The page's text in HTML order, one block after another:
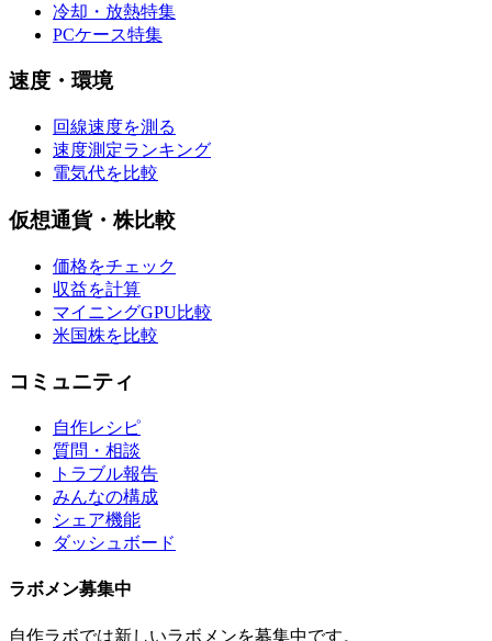
冷却・放熱特集
PCケース特集
速度・環境
回線速度を測る
速度測定ランキング
電気代を比較
仮想通貨・株比較
価格をチェック
収益を計算
マイニングGPU比較
米国株を比較
コミュニティ
自作レシピ
質問・相談
トラブル報告
みんなの構成
シェア機能
ダッシュボード
ラボメン募集中
自作ラボでは新しいラボメンを募集中です。